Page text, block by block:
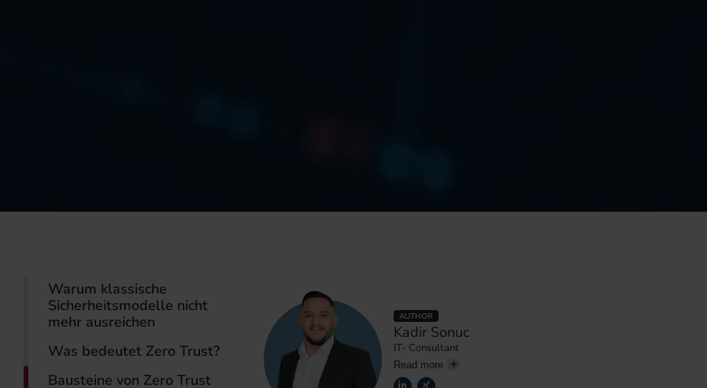
Warum klassische
Sicherheitsmodelle nicht
mehr ausreichen
Was bedeutet Zero Trust?
Bausteine von Zero Trust
AUTHOR
Kadir Sonuc
IT- Consultant
Read more